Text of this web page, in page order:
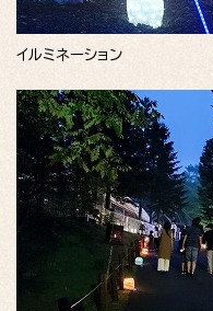
イルミネーション